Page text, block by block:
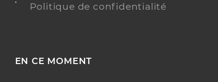
Politique de confidentialité
EN CE MOMENT